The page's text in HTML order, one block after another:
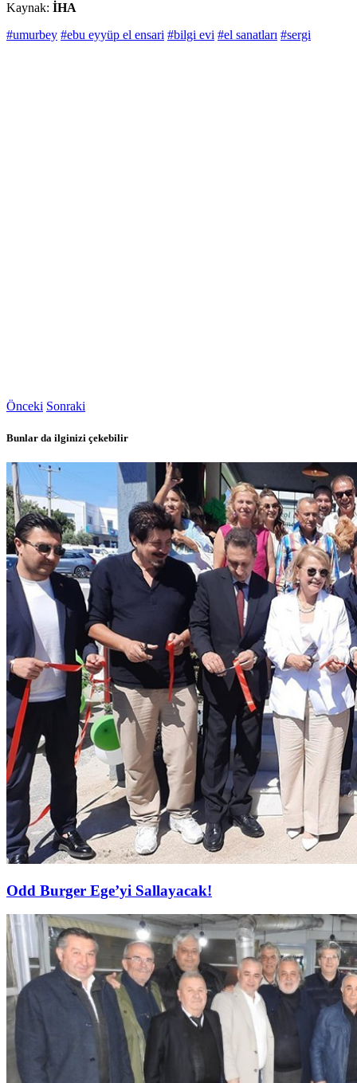
Kaynak: İHA
#umurbey #ebu eyyüp el ensari #bilgi evi #el sanatları #sergi
Önceki Sonraki
Bunlar da ilginizi çekebilir
Odd Burger Ege’yi Sallayacak!